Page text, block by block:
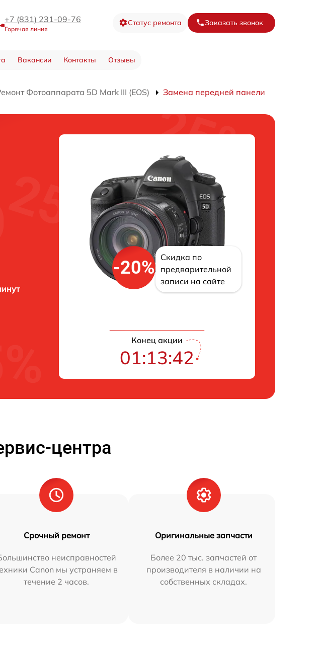
+7 (831) 231-09-76
Горячая линия
Статус ремонта Заказать звонок
Вакансии Контакты Отзывы
Фотоаппарата 5D Mark III (EOS) Замена передней панели
-20%
Скидка по
предварительной
записи на сайте
Конец акции
01:13:41
центра
Срочный ремонт
неисправностей
Canon мы устраняем в
течение 2 часов.
Оригинальные запчасти
Более 20 тыс. запчастей от
производителя в наличии на
собственных складах.